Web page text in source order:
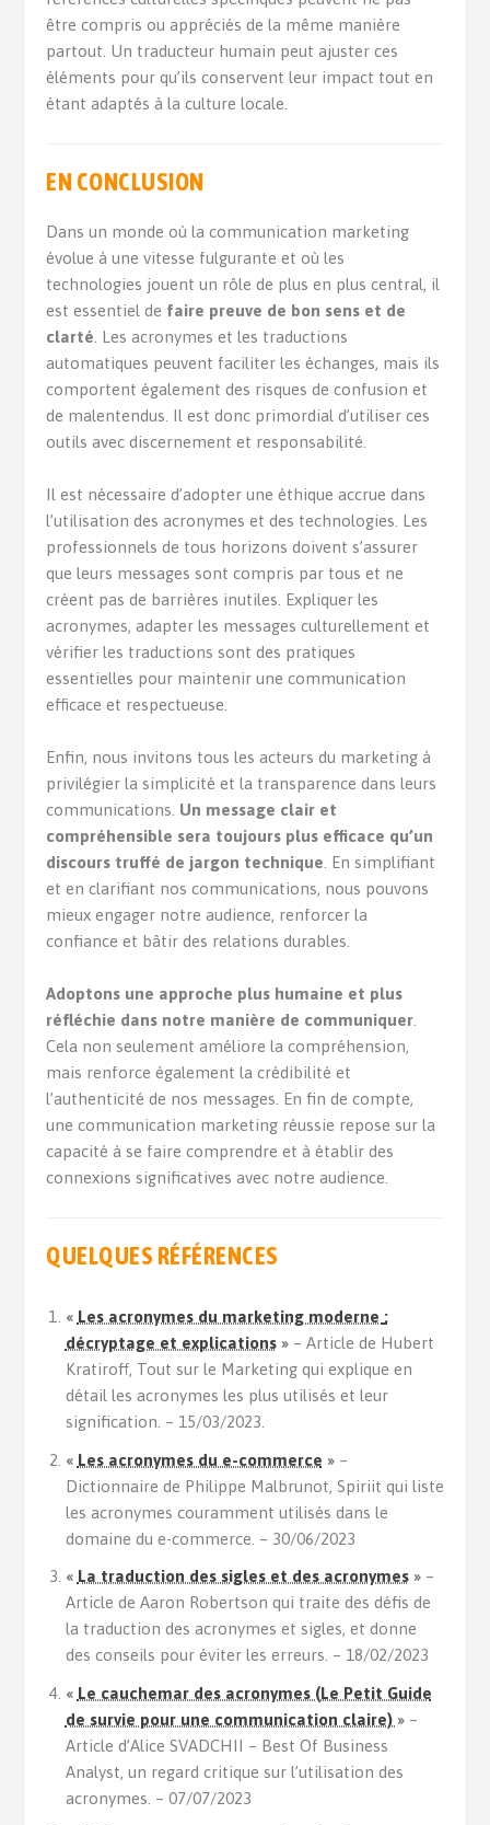
être compris ou appréciés de la même manière
partout. Un traducteur humain peut ajuster ces
éléments pour qu’ils conservent leur impact tout en
étant adaptés à la culture locale.
EN CONCLUSION
Dans un monde où la communication marketing
évolue à une vitesse fulgurante et où les
technologies jouent un rôle de plus en plus central, il
est essentiel de faire preuve de bon sens et de
clarté . Les acronymes et les traductions
automatiques peuvent faciliter les échanges, mais ils
comportent également des risques de confusion et
de malentendus. Il est donc primordial d’utiliser ces
outils avec discernement et responsabilité.
Il est nécessaire d’adopter une éthique accrue dans
l’utilisation des acronymes et des technologies. Les
professionnels de tous horizons doivent s’assurer
que leurs messages sont compris par tous et ne
créent pas de barrières inutiles. Expliquer les
acronymes, adapter les messages culturellement et
vérifier les traductions sont des pratiques
essentielles pour maintenir une communication
efficace et respectueuse.
Enfin, nous invitons tous les acteurs du marketing à
privilégier la simplicité et la transparence dans leurs
communications. Un message clair et
compréhensible sera toujours plus efficace qu’un
discours truffé de jargon technique . En simplifiant
et en clarifiant nos communications, nous pouvons
mieux engager notre audience, renforcer la
confiance et bâtir des relations durables.
Adoptons une approche plus humaine et plus
réfléchie dans notre manière de communiquer
Cela non seulement améliore la compréhension,
mais renforce également la crédibilité et
l’authenticité de nos messages. En fin de compte,
une communication marketing réussie repose sur la
capacité à se faire comprendre et à établir des
connexions significatives avec notre audience.
QUELQUES RÉFÉRENCES
« Les acronymes du marketing moderne :
décryptage et explications»– Article de Hubert
Kratiroff, Tout sur le Marketing qui explique en
détail les acronymes les plus utilisés et leur
signification. – 15/03/2023.
« Les acronymes du e-commerce »–
Dictionnaire de Philippe Malbrunot, Spiriit qui liste
les acronymes couramment utilisés dans le
domaine du e-commerce. – 30/06/2023
« La traduction des sigles et des acronymes»–
Article de Aaron Robertson qui traite des défis de
la traduction des acronymes et sigles, et donne
des conseils pour éviter les erreurs. – 18/02/2023
« Le cauchemar des acronymes (Le Petit Guide
de survie pour une communication claire) »–
Article d’Alice SVADCHII – Best Of Business
Analyst, un regard critique sur l’utilisation des
acronymes. – 07/07/2023